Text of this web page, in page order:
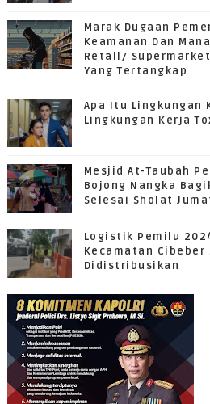
Marak Dugaan
Keamanan Dan
Retail/
Yang Tertangkap
Apa Itu Lingkungan
Lingkungan Kerja
Mesjid At-Taubah
Bojong Nangka
Selesai Sholat
Logistik Pemilu
Kecamatan Cibeber
Didistribusikan